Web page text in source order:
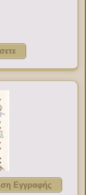
Εγγραφής